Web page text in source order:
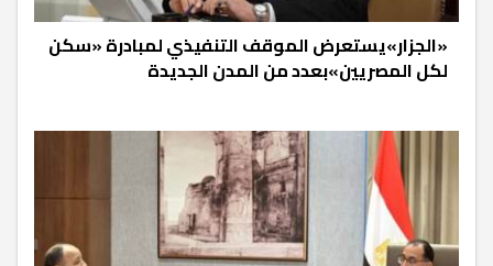
«الجزار»يستعرض الموقف التنفيذي لمبادرة «سكن
لكل المصريين»بعدد من المدن الجديدة